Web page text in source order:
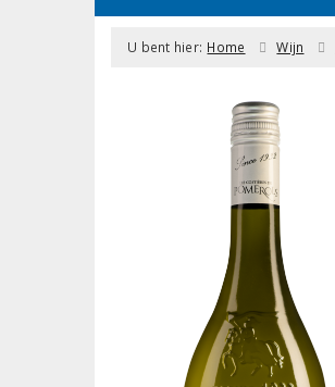
U bent hier: Home Wijn